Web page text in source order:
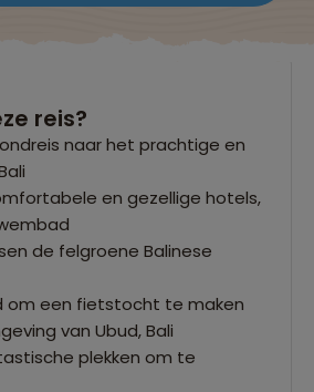
reis?
naar het prachtige en
en gezellige hotels,
de felgroene Balinese
om een fietstocht te maken
van Ubud, Bali
plekken om te